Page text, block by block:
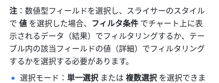
注 ：数値型フィールドを選択し、スライサーのスタイル
で 値 を選択した場合、 フィルタ条件 でチャート上に表
示されるデータ（結果）でフィルタリングするか、テー
ブル内の該当フィールドの値（詳細）でフィルタリング
するかを選択する必要があります。
選択モード： 単一選択 または 複数選択 を選択できま